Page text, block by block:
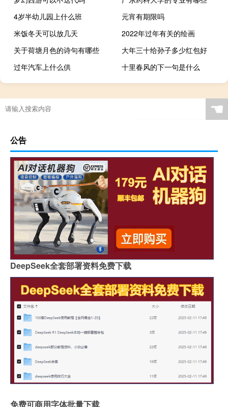
4岁半幼儿园上什么班
元宵有期限吗
米饭冬天可以放几天
2022年过年有关的绘画
关于荷塘月色的诗句有哪些
大年三十给孙子多少红包好
过年汽车上什么供
十里春风的下一句是什么
☚
公告
DeepSeek全套部署资料免费下载
免费可商用字体批量下载